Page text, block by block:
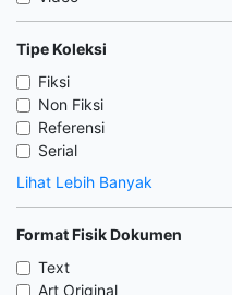
Tipe Koleksi
Fiksi
Non Fiksi
Referensi
Serial
Lihat Lebih Banyak
Format Fisik Dokumen
Text
Art Original